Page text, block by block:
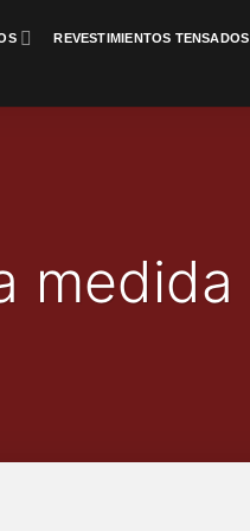
REVESTIMIENTOS TENSADOS
medida